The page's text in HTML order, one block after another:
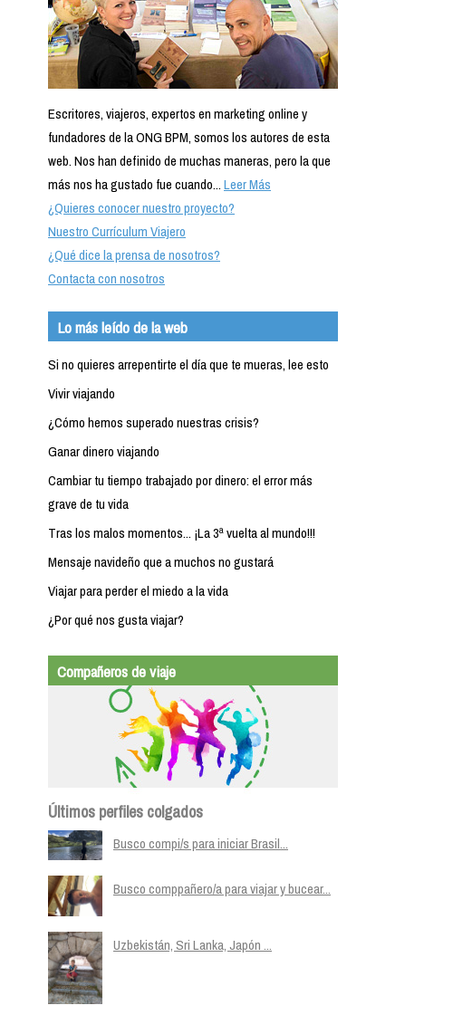
Escritores, viajeros, expertos en marketing online y
fundadores de la ONG BPM, somos los autores de esta
web. Nos han definido de muchas maneras, pero la que
más nos ha gustado fue cuando...Leer Más
¿Quieres conocer nuestro proyecto?
Nuestro Currículum Viajero
¿Qué dice la prensa de nosotros?
Contacta con nosotros
Lo más leído de la web
Si no quieres arrepentirte el día que te mueras, lee esto
Vivir viajando
¿Cómo hemos superado nuestras crisis?
Ganar dinero viajando
Cambiar tu tiempo trabajado por dinero: el error más
grave de tu vida
Tras los malos momentos... ¡La 3ª vuelta al mundo!!!
Mensaje navideño que a muchos no gustará
Viajar para perder el miedo a la vida
¿Por qué nos gusta viajar?
Compañeros de viaje
Últimos perfiles colgados
Busco compi/s para iniciar Brasil...
Busco comppañero/a para viajar y bucear...
Uzbekistán, Sri Lanka, Japón ...